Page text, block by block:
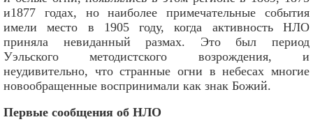
и1877 годах, но наиболее примечательные события
имели место в 1905 году, когда активность НЛО
приняла невиданный размах. Это был период
Уэльского методистского возрождения, и
неудивительно, что странные огни в небесах многие
новообращенные воспринимали как знак Божий.
Первые сообщения об НЛО